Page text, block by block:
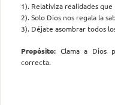
1). Relativiza realidades
2). Solo Dios nos regala la
3). Déjate asombrar todos
Propósito: Clama a Dios
correcta.